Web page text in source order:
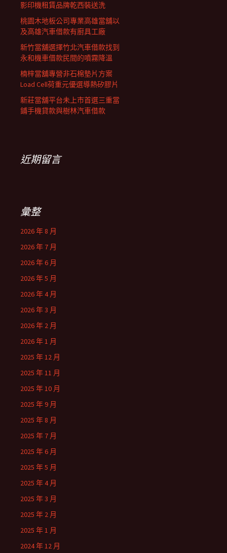
影印機租賃品牌乾西裝送洗
桃園木地板公司專業高雄當舖以
及高雄汽車借款有廚具工廠
新竹當舖選擇竹北汽車借款找到
永和機車借款民間的噴霧降溫
楠梓當舖專營非石棉墊片方案
Load Cell荷重元優選導熱矽膠片
新莊當舖平台未上市首選三重當
鋪手機貸款與樹林汽車借款
近期留言
彙整
2026 年 8 月
2026 年 7 月
2026 年 6 月
2026 年 5 月
2026 年 4 月
2026 年 3 月
2026 年 2 月
2026 年 1 月
2025 年 12 月
2025 年 11 月
2025 年 10 月
2025 年 9 月
2025 年 8 月
2025 年 7 月
2025 年 6 月
2025 年 5 月
2025 年 4 月
2025 年 3 月
2025 年 2 月
2025 年 1 月
2024 年 12 月